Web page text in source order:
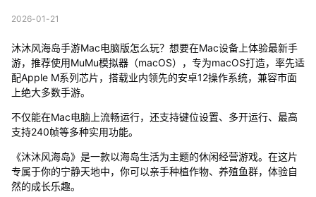
2026-01-21
沐沐风海岛手游Mac电脑版怎么玩？想要在Mac设备上体验最新手
游，推荐使用MuMu模拟器（macOS），专为macOS打造，率先适
配Apple M系列芯片，搭载业内领先的安卓12操作系统，兼容市面
上绝大多数手游。
不仅能在Mac电脑上流畅运行，还支持键位设置、多开运行、最高
支持240帧等多种实用功能。
《沐沐风海岛》是一款以海岛生活为主题的休闲经营游戏。在这片
专属于你的宁静天地中，你可以亲手种植作物、养殖鱼群，体验自
然的成长乐趣。